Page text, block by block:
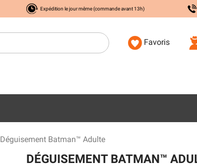
Expédition le jour même (commande avant 13h)
Favoris
Déguisement Batman™ Adulte
DÉGUISEMENT BATMAN™